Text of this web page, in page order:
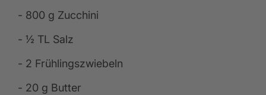
- 800 g Zucchini
- ½ TL Salz
- 2 Frühlingszwiebeln
- 20 g Butter